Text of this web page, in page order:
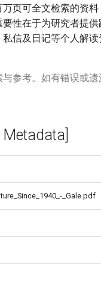
页可全文检索的资
性在于为研究者提
信及日记等个人解
参考。如有错误或
_Gale.pdf